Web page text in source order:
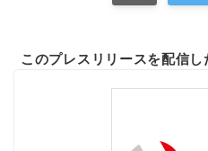
このプレスリリースを配信し